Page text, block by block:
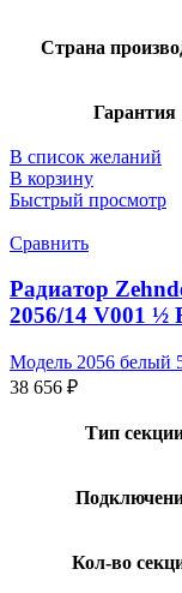
Страна
Гарантия
В список желаний
В корзину
Быстрый просмотр
Сравнить
Радиатор
2056/14 V001 ½
Модель 2056 белый
38 656 ₽
Тип
Кол-во